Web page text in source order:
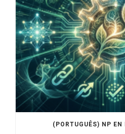
(PORTUGUÊS) NP